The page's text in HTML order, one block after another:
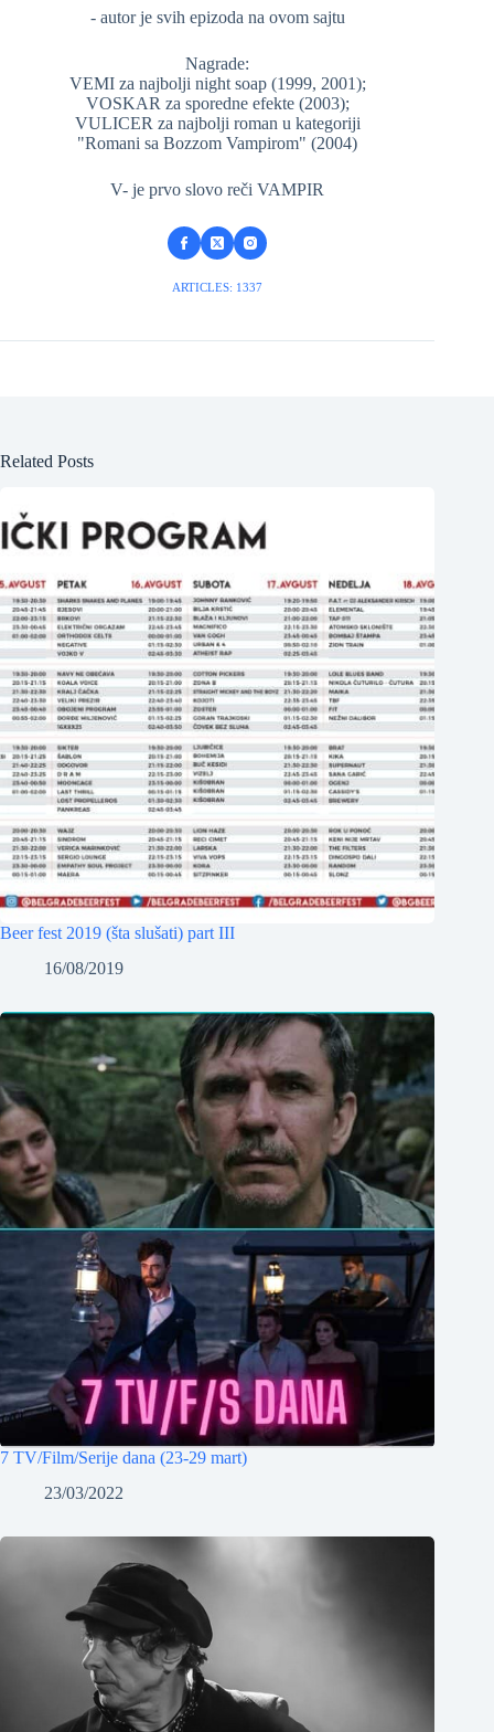
- autor je svih epizoda na ovom sajtu
Nagrade:
VEMI za najbolji night soap (1999, 2001);
VOSKAR za sporedne efekte (2003);
VULICER za najbolji roman u kategoriji
"Romani sa Bozzom Vampirom" (2004)
V- je prvo slovo reči VAMPIR
ARTICLES: 1337
Related Posts
Beer fest 2019 (šta slušati) part III
16/08/2019
7 TV/Film/Serije dana (23-29 mart)
23/03/2022